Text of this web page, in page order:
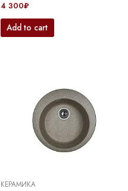
4 300₽
Add to cart
КЕРАМИКА